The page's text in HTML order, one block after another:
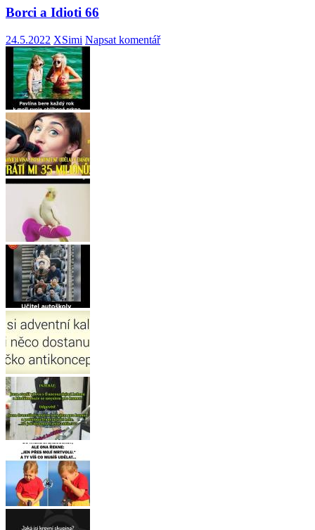
Borci a Idioti 66
24.5.2022 XSimi Napsat komentář